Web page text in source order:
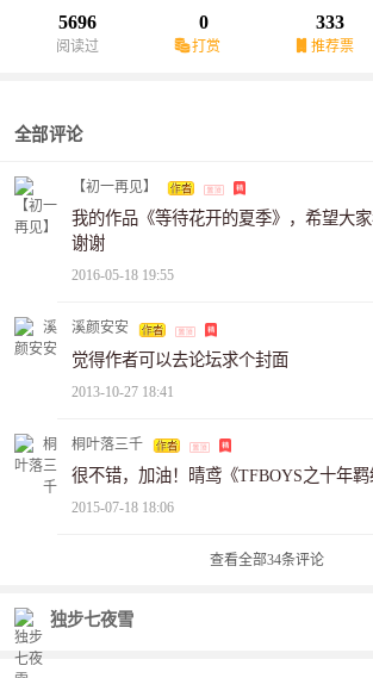
5696
阅读过
0
打赏
333
推荐票
全部评论
【初一再见】
我的作品《等待花开的夏季》，希望大家
谢谢
2016-05-18 19:55
溪颜安安
觉得作者可以去论坛求个封面
2013-10-27 18:41
桐叶落三千
很不错，加油！晴鸢《TFBOYS之十年
2015-07-18 18:06
查看全部34条评论
独步七夜雪